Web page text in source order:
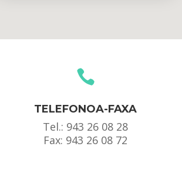

TELEFONOA-FAXA
Tel.: 943 26 08 28
Fax: 943 26 08 72